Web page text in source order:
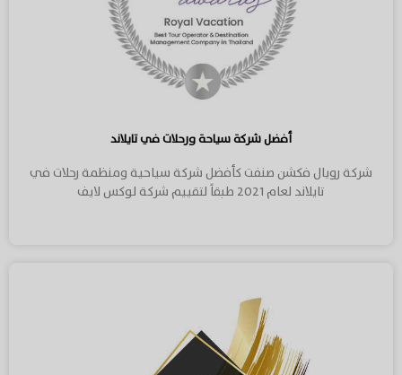
أفضل شركة سياحة ورحلات في تايلاند
شركة رويال فكشن صنفت كأفضل شركة سياحية ومنظمة رحلات في
تايلاند لعام 2021 طبقاً لتقييم شركة لوكس لايف